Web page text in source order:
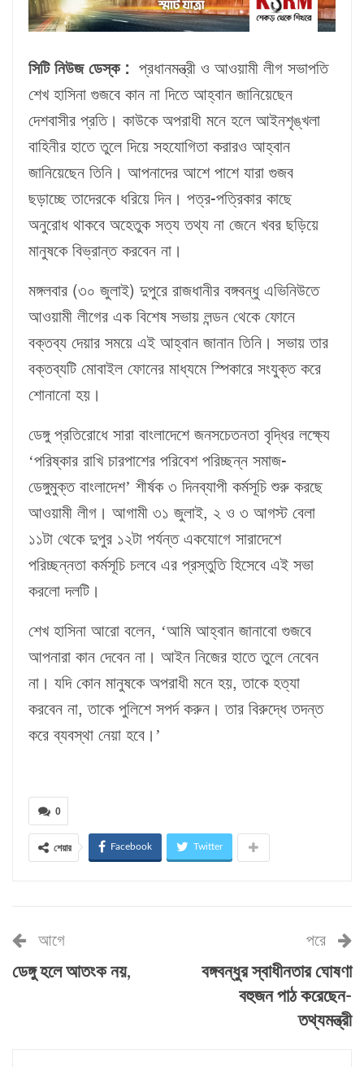
সিটি নিউজ ডেস্ক : প্রধানমন্ত্রী ও আওয়ামী লীগ সভাপতি
শেখ হাসিনা গুজবে কান না দিতে আহ্বান জানিয়েছেন
দেশবাসীর প্রতি। কাউকে অপরাধী মনে হলে আইনশৃঙ্খলা
বাহিনীর হাতে তুলে দিয়ে সহযোগিতা করারও আহ্বান
জানিয়েছেন তিনি। আপনাদের আশে পাশে যারা গুজব
ছড়াচ্ছে তাদেরকে ধরিয়ে দিন। পত্র-পত্রিকার কাছে
অনুরোধ থাকবে অহেতুক সত্য তথ্য না জেনে খবর ছড়িয়ে
মানুষকে বিভ্রান্ত করবেন না।
মঙ্গলবার (৩০ জুলাই) দুপুরে রাজধানীর বঙ্গবন্ধু এভিনিউতে
আওয়ামী লীগের এক বিশেষ সভায় লন্ডন থেকে ফোনে
বক্তব্য দেয়ার সময়ে এই আহ্বান জানান তিনি। সভায় তার
বক্তব্যটি মোবাইল ফোনের মাধ্যমে স্পিকারে সংযুক্ত করে
শোনানো হয়।
ডেঙ্গু প্রতিরোধে সারা বাংলাদেশে জনসচেতনতা বৃদ্ধির লক্ষ্যে
‘পরিষ্কার রাখি চারপাশের পরিবেশ পরিচ্ছন্ন সমাজ-
ডেঙ্গুমুক্ত বাংলাদেশ’ শীর্ষক ৩ দিনব্যাপী কর্মসূচি শুরু করছে
আওয়ামী লীগ। আগামী ৩১ জুলাই, ২ ও ৩ আগস্ট বেলা
১১টা থেকে দুপুর ১২টা পর্যন্ত একযোগে সারাদেশে
পরিচ্ছন্নতা কর্মসূচি চলবে এর প্রস্তুতি হিসেবে এই সভা
করলো দলটি।
শেখ হাসিনা আরো বলেন, ‘আমি আহ্বান জানাবো গুজবে
আপনারা কান দেবেন না। আইন নিজের হাতে তুলে নেবেন
না। যদি কোন মানুষকে অপরাধী মনে হয়, তাকে হত্যা
করবেন না, তাকে পুলিশে সপর্দ করুন। তার বিরুদ্ধে তদন্ত
করে ব্যবস্থা নেয়া হবে।’
0
শেয়ার Facebook Twitter
আগে
ডেঙ্গু হলে আতংক নয়,
পরে
বঙ্গবন্ধুর স্বাধীনতার ঘোষণা
বহুজন পাঠ করেছেন-
তথ্যমন্ত্রী